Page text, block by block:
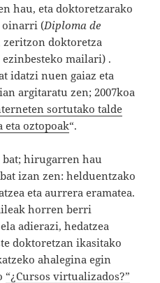
hau, eta doktoretzarako
oinarri (Diploma de
zeritzon doktoretza
mailari) .
idatzi nuen gaiaz eta
argitaratu zen; 2007koa
sortutako talde
eta oztopoak“.
bat; hirugarren hau
izan zen: helduentzako
eta aurrera eramatea.
horren berri
adierazi, hedatzea
doktoretzan ikasitako
ahalegina egin
“¿Cursos virtualizados?”